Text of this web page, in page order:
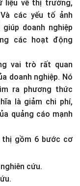
về thị trường,
các yếu tố ảnh
doanh nghiệp
các hoạt động
vai trò rất quan
doanh nghiệp. Nó
ra phương thức
là giảm chi phí,
quảng cáo mạnh
thị gồm 6 bước cơ
cứu.